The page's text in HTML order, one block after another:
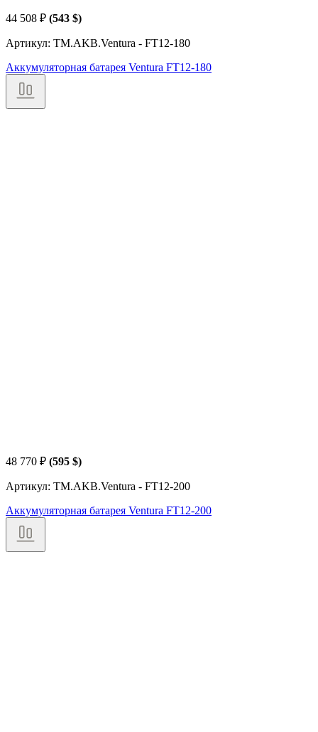
44 508 ₽ (543 $)
Артикул: TM.AKB.Ventura - FT12-180
Аккумуляторная батарея Ventura FT12-180
48 770 ₽ (595 $)
Артикул: TM.AKB.Ventura - FT12-200
Аккумуляторная батарея Ventura FT12-200